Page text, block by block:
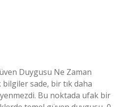
Duygusu Ne Zaman
sade, bir tık daha
Bu noktada ufak bir